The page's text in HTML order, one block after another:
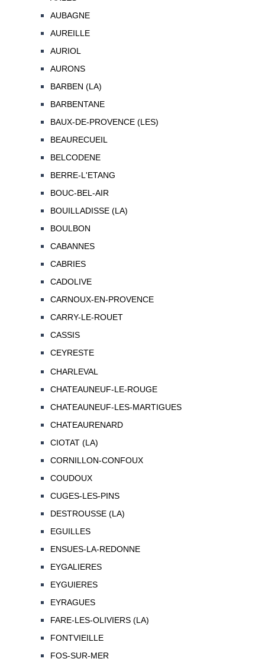
AUBAGNE
AUREILLE
AURIOL
AURONS
BARBEN (LA)
BARBENTANE
BAUX-DE-PROVENCE (LES)
BEAURECUEIL
BELCODENE
BERRE-L'ETANG
BOUC-BEL-AIR
BOUILLADISSE (LA)
BOULBON
CABANNES
CABRIES
CADOLIVE
CARNOUX-EN-PROVENCE
CARRY-LE-ROUET
CASSIS
CEYRESTE
CHARLEVAL
CHATEAUNEUF-LE-ROUGE
CHATEAUNEUF-LES-MARTIGUES
CHATEAURENARD
CIOTAT (LA)
CORNILLON-CONFOUX
COUDOUX
CUGES-LES-PINS
DESTROUSSE (LA)
EGUILLES
ENSUES-LA-REDONNE
EYGALIERES
EYGUIERES
EYRAGUES
FARE-LES-OLIVIERS (LA)
FONTVIEILLE
FOS-SUR-MER